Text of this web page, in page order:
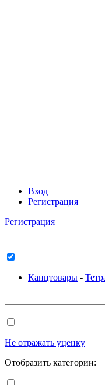
Вход
Регистрация
Регистрация
Канцтовары -
Не отражать уценку
Отобразить категории: